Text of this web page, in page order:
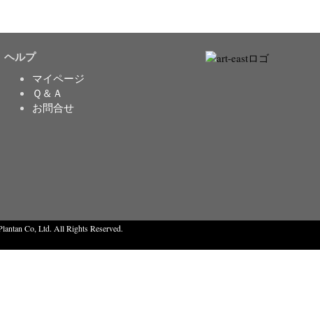
ヘルプ
マイページ
Ｑ＆Ａ
お問合せ
Co, Ltd. All Rights Reserved.